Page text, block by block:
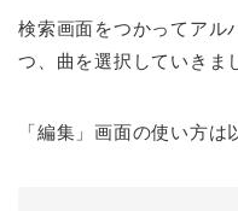
検索画面をつかってアル
つ、曲を選択していきま
「編集」画面の使い方は